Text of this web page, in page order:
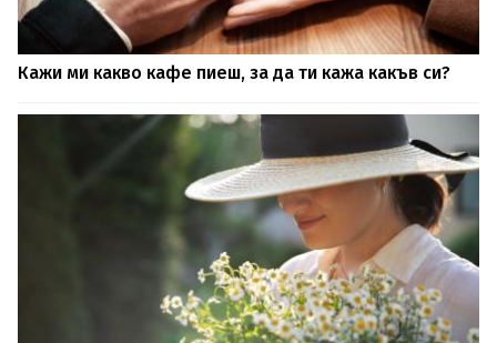
Кажи ми какво кафе пиеш, за да ти кажа какъв си?